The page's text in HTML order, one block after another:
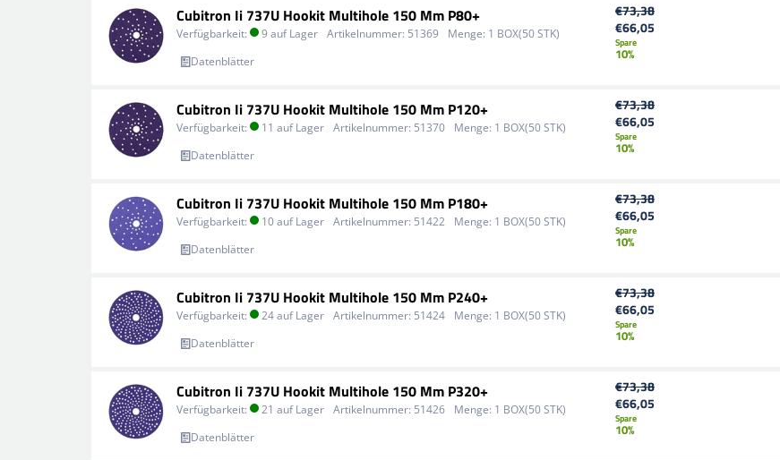
Cubitron Ii 737U Hookit Multihole 150 Mm P80+
Verfügbarkeit: 9 auf Lager Artikelnummer: 51369 Menge: 1 BOX(50 STK)
Datenblätter
€73,38
€66,05
Spare
10%
Cubitron Ii 737U Hookit Multihole 150 Mm P120+
Verfügbarkeit: 11 auf Lager Artikelnummer: 51370 Menge: 1 BOX(50 STK)
Datenblätter
€73,38
€66,05
Spare
10%
Cubitron Ii 737U Hookit Multihole 150 Mm P180+
Verfügbarkeit: 10 auf Lager Artikelnummer: 51422 Menge: 1 BOX(50 STK)
Datenblätter
€73,38
€66,05
Spare
10%
Cubitron Ii 737U Hookit Multihole 150 Mm P240+
Verfügbarkeit: 24 auf Lager Artikelnummer: 51424 Menge: 1 BOX(50 STK)
Datenblätter
€73,38
€66,05
Spare
10%
Cubitron Ii 737U Hookit Multihole 150 Mm P320+
Verfügbarkeit: 21 auf Lager Artikelnummer: 51426 Menge: 1 BOX(50 STK)
Datenblätter
€73,38
€66,05
Spare
10%